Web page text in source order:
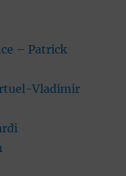
– Patrick
Vladimir